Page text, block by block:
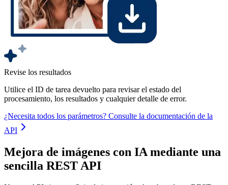
Revise los resultados
Utilice el ID de tarea devuelto para revisar el estado del
procesamiento, los resultados y cualquier detalle de error.
¿Necesita todos los parámetros? Consulte la documentación de la
API
Mejora de imágenes con IA mediante una
sencilla REST API